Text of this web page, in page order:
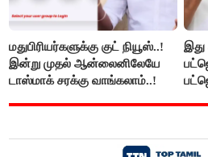
மதுபிரியர்களுக்கு குட் நியூஸ்..!
இன்று முதல் ஆன்லைனிலேயே
டாஸ்மாக் சரக்கு வாங்கலாம்..!